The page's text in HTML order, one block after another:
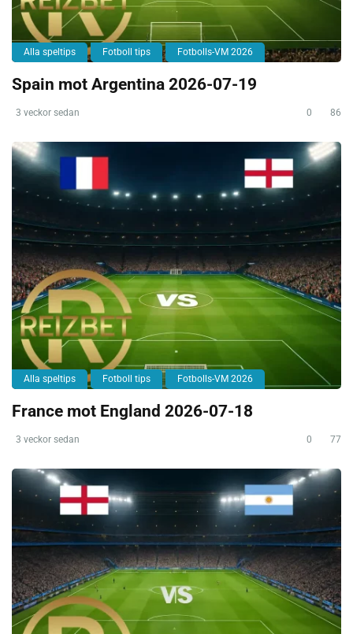
Alla speltips Fotboll tips Fotbolls-VM 2026
Spain mot Argentina 2026-07-19
3 veckor sedan 0 86
Alla speltips Fotboll tips Fotbolls-VM 2026
France mot England 2026-07-18
3 veckor sedan 0 77